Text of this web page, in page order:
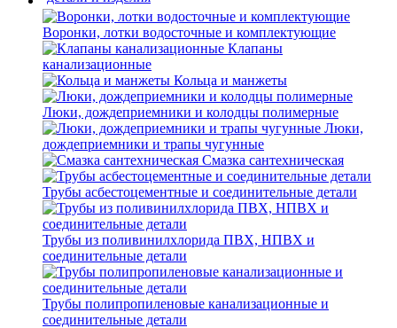
Воронки, лотки водосточные и комплектующие
Клапаны
канализационные
Кольца и манжеты
Люки, дождеприемники и колодцы полимерные
Люки,
дождеприемники и трапы чугунные
Смазка сантехническая
Трубы асбестоцементные и соединительные детали
Трубы из поливинилхлорида ПВХ, НПВХ и
соединительные детали
Трубы полипропиленовые канализационные и
соединительные детали